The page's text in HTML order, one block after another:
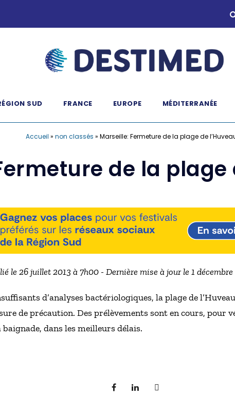
SUD FRANCE EUROPE MÉDITERRANÉE
Accueil » non classés » Marseille: Fermeture de la plage de
de la plage
le 26 juillet 2013 à 7h00 - Dernière mise à jour le 1
d’analyses bactériologiques, la plage de
de précaution. Des prélèvements sont en cours, pour
dans les meilleurs délais.